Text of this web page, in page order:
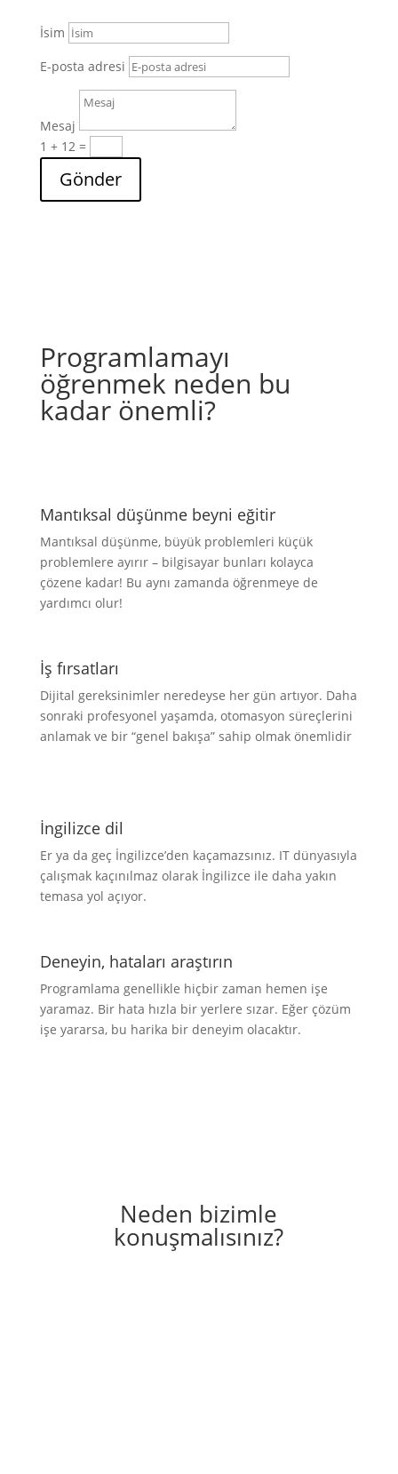
İsim
E-posta adresi
Mesaj
1 + 12=
Gönder
Programlamayı
öğrenmek neden bu
kadar önemli?
Mantıksal düşünme beyni eğitir
Mantıksal düşünme, büyük problemleri küçük
problemlere ayırır – bilgisayar bunları kolayca
çözene kadar! Bu aynı zamanda öğrenmeye de
yardımcı olur!
İş fırsatları
Dijital gereksinimler neredeyse her gün artıyor. Daha
sonraki profesyonel yaşamda, otomasyon süreçlerini
anlamak ve bir “genel bakışa” sahip olmak önemlidir
İngilizce dil
Er ya da geç İngilizce’den kaçamazsınız. IT dünyasıyla
çalışmak kaçınılmaz olarak İngilizce ile daha yakın
temasa yol açıyor.
Deneyin, hataları araştırın
Programlama genellikle hiçbir zaman hemen işe
yaramaz. Bir hata hızla bir yerlere sızar. Eğer çözüm
işe yararsa, bu harika bir deneyim olacaktır.
Neden bizimle
konuşmalısınız?